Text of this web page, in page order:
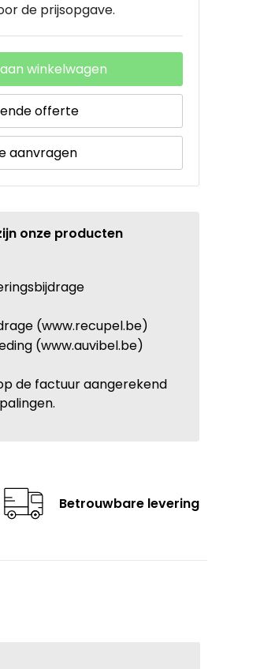
de prijsopgave.
winkelwagen
offerte
aanvragen
onze producten
(www.recupel.be)
(www.auvibel.be)
de factuur aangerekend
Betrouwbare levering